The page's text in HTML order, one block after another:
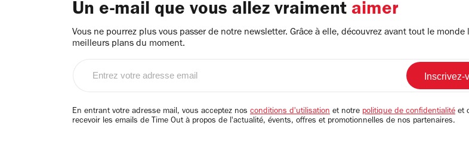
Un e-mail que vous allez vraiment aimer
Vous ne pourrez plus vous passer de notre newsletter. Grâce à elle, découvrez avant tout le monde
meilleurs plans du moment.
email
En entrant votre adresse mail, vous acceptez nos conditions d'utilisation et notre politique de confidentialité et
recevoir les emails de Time Out à propos de l'actualité, évents, offres et promotionnelles de nos partenaires.